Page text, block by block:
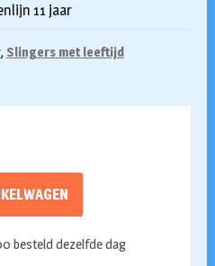
11 jaar
, Slingers met leeftijd
besteld dezelfde dag